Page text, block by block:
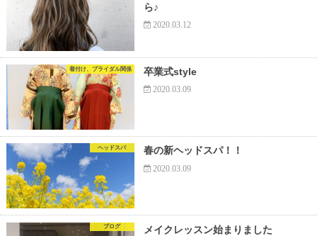
ら♪
2020.03.12
着付け、ブライダル関係 卒業式style
2020.03.09
ヘッドスパ 春の新ヘッドスパ！！
2020.03.09
ブログ メイクレッスン始まりました